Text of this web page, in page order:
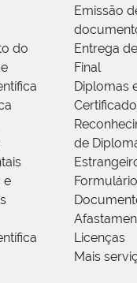
do
e
Emissão
Entrega
Final
Diplomas
de
Licenças
Mais